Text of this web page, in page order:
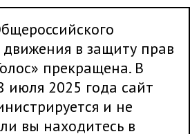
в защиту прав
прекращена. В
июля 2025 года сайт
и не
вы находитесь в